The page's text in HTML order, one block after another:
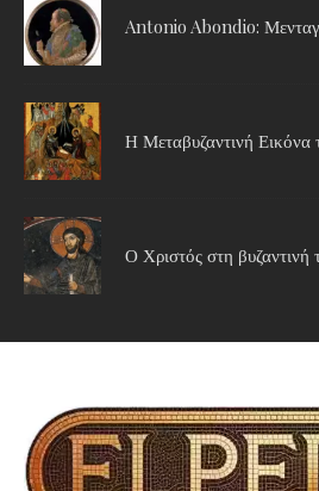
Antonio Abondio:
Η Μεταβυζαντινή Εικόνα
Ο Χριστός στη